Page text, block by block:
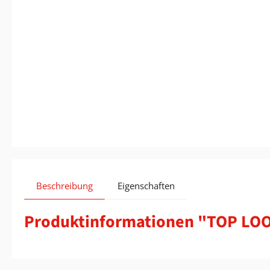
Beschreibung Eigenschaften
Produktinformationen "TOP